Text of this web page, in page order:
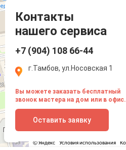
Контакты
нашего сервиса
+7 (904) 108 66-44
г.Тамбов, ул.Носовская 1
Вы можете заказать бесплатный
звонок мастера на дом или в офис.
Оставить заявку
Тамбов
Носовская улица, 1